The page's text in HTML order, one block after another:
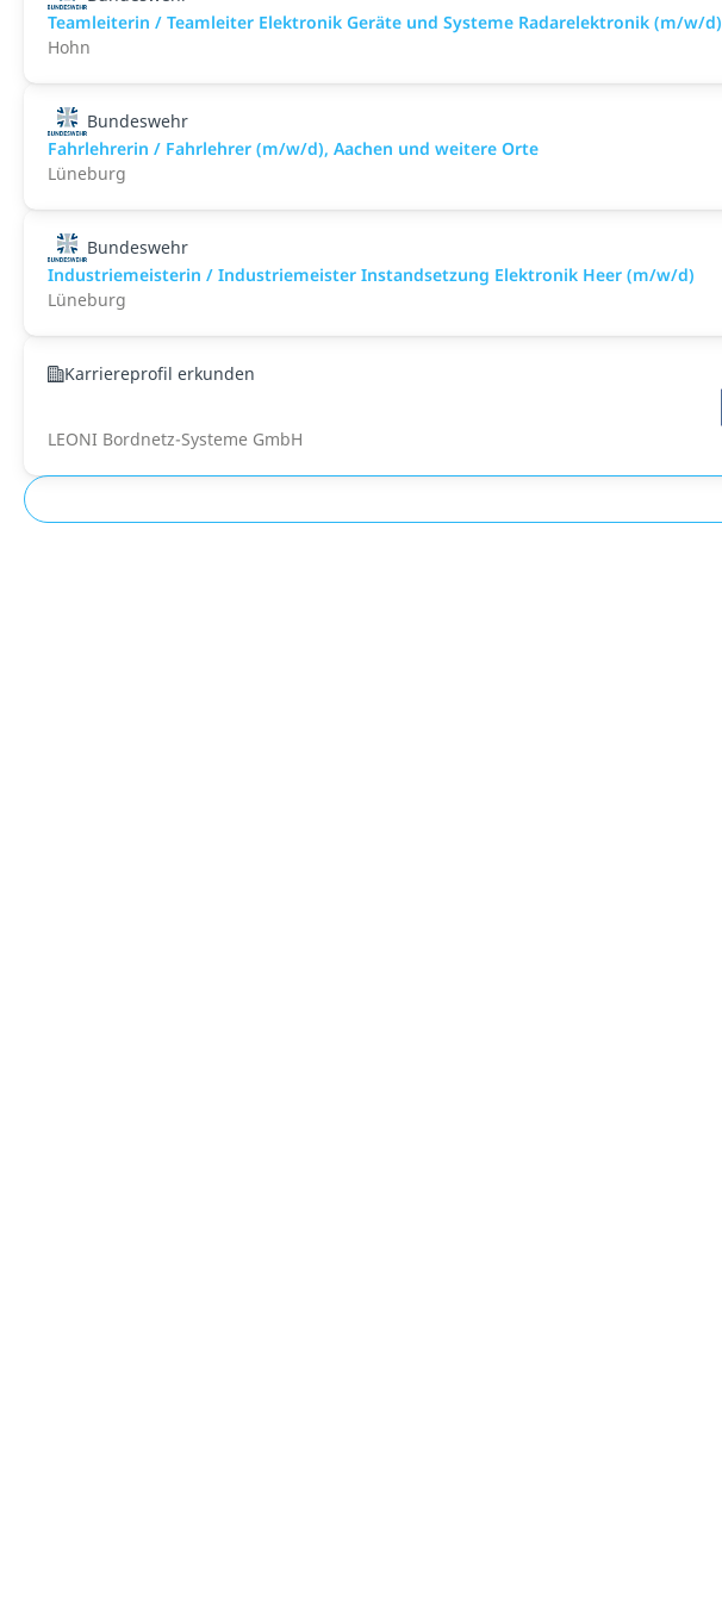
Teamleiterin / Teamleiter Elektronik Geräte und Systeme Radarelektronik (m/w/d)
Hohn
Bundeswehr
Fahrlehrerin / Fahrlehrer (m/w/d), Aachen und weitere Orte
Lüneburg
Bundeswehr
Industriemeisterin / Industriemeister Instandsetzung Elektronik Heer (m/w/d)
Lüneburg
Karriereprofil erkunden
LEONI Bordnetz-Systeme GmbH